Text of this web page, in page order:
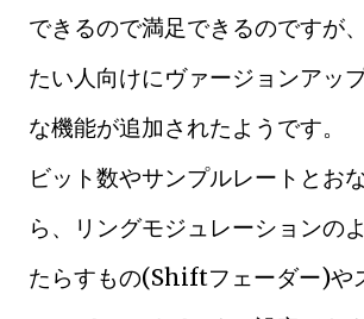
できるので満足できるのですが
たい人向けにヴァージョンアッ
な機能が追加されたようです。
ビット数やサンプルレートとお
ら、リングモジュレーションの
たらすもの(Shiftフェーダー)や